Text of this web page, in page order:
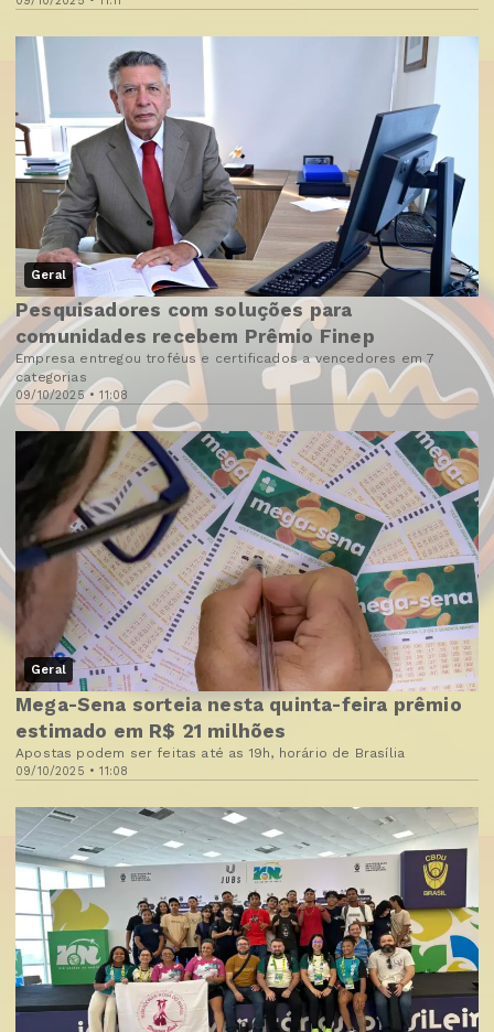
Geral
09/10/2025 • 11:08
Pesquisadores com soluções para
comunidades recebem Prêmio Finep
Empresa entregou troféus e certificados a vencedores em 7
categorias
Geral
09/10/2025 • 11:08
Mega-Sena sorteia nesta quinta-feira prêmio
estimado em R$ 21 milhões
Apostas podem ser feitas até as 19h, horário de Brasília